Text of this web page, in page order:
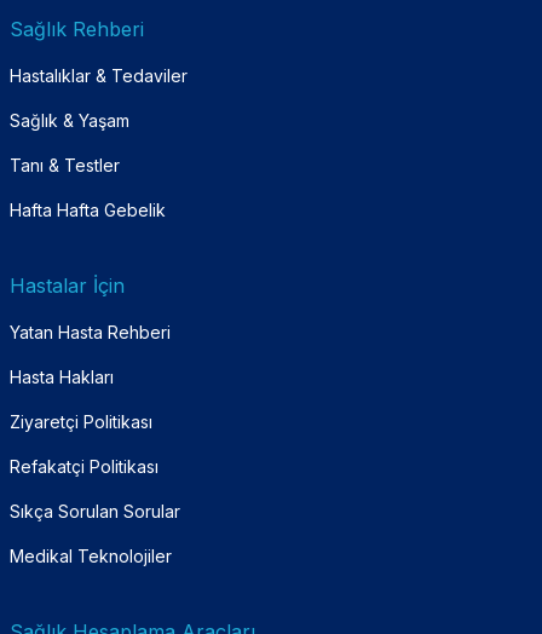
Sağlık Rehberi
Hastalıklar & Tedaviler
Sağlık & Yaşam
Tanı & Testler
Hafta Hafta Gebelik
Hastalar İçin
Yatan Hasta Rehberi
Hasta Hakları
Ziyaretçi Politikası
Refakatçi Politikası
Sıkça Sorulan Sorular
Medikal Teknolojiler